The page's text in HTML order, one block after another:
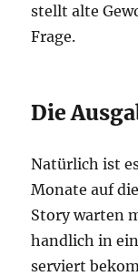
stellt alte
Frage.
Die
Natürlich ist
Monate auf
Story warten
handlich in
serviert